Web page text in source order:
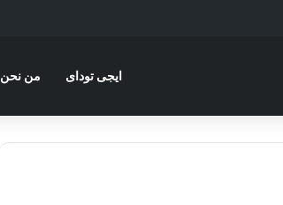
ايجى توداى من نحن